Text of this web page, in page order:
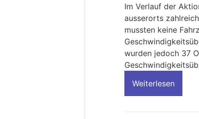
Im Verlauf der
ausserorts
mussten keine
wurden jedoch 37
Weiterlesen